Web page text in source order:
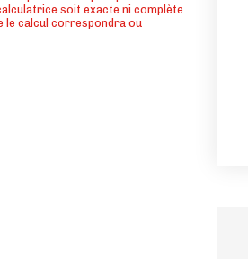
soit exacte ni complète
le calcul correspondra ou